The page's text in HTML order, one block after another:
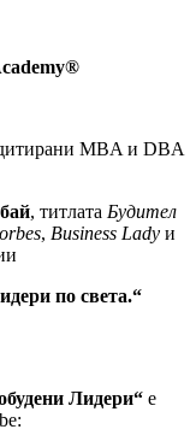
MBA и DBA
, титлата Будител
, Business Lady и
по света.“
Лидери“ е